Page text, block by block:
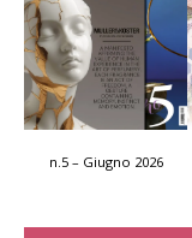
n.5 – Giugno 2026